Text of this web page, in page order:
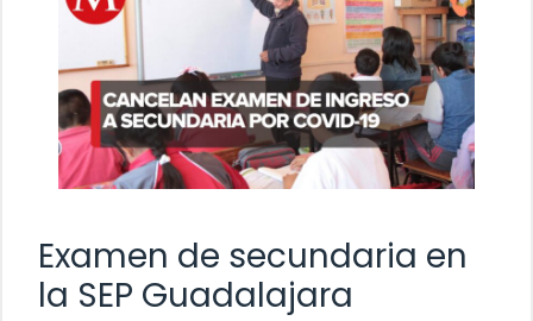
Examen de secundaria en
la SEP Guadalajara